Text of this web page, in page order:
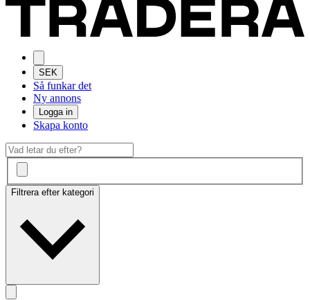
SEK
Så funkar det
Ny annons
Logga in
Skapa konto
Filtrera efter kategori